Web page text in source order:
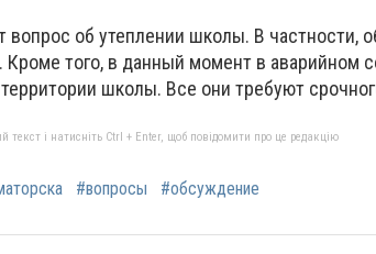
об утеплении школы. В частности,
того, в данный момент в аварийном
школы. Все они требуют
текст і натисніть Ctrl + Enter, щоб повідомити про це редакцію
#вопросы #обсуждение